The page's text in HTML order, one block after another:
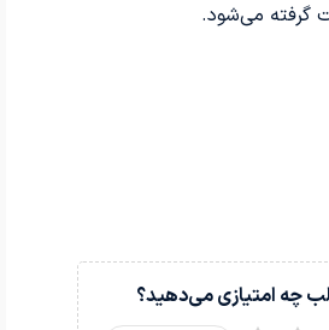
گرفته می‌شود.
چه امتیازی می‌دهید؟